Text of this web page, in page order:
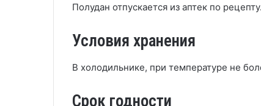
Полудан отпускается из аптек по рецепту.
Условия хранения
В холодильнике, при температуре не
Срок годности